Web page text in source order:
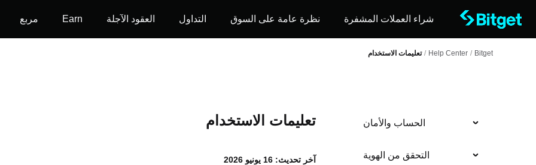
شراء العملات المشفرة نظرة عامة على السوق التداول العقود الآجلة Earn مربع
Bitget
/
Help Center
/ تعليمات الاستخدام
الحساب والأمان
التحقق من الهوية
تعليمات الاستخدام
آخر تحديث: 16 يونيو